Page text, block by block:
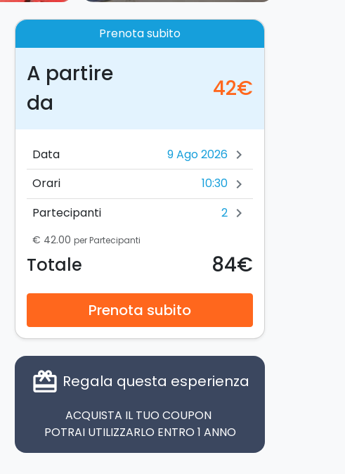
Prenota subito
A partire
da
42€
Data chevron_right
Orari 10:30 chevron_right
Partecipanti 2 chevron_right
€ 42.00 per Partecipanti
Totale 84€
Prenota subito
card_giftcard Regala questa esperienza
ACQUISTA IL TUO COUPON
POTRAI UTILIZZARLO ENTRO 1 ANNO